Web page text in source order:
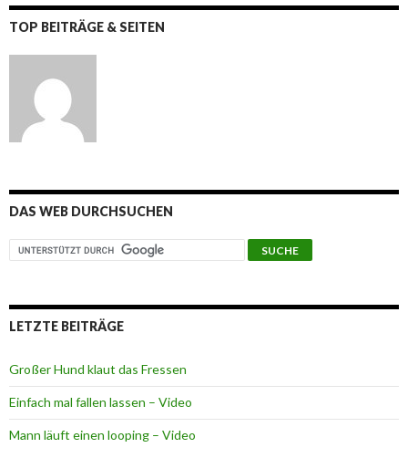
TOP BEITRÄGE & SEITEN
DAS WEB DURCHSUCHEN
LETZTE BEITRÄGE
Großer Hund klaut das Fressen
Einfach mal fallen lassen – Video
Mann läuft einen looping – Video